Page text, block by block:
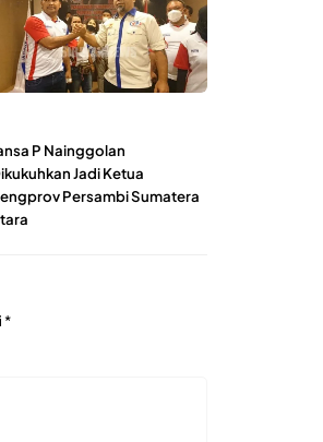
P Nainggolan
Jadi Ketua
Persambi Sumatera
*